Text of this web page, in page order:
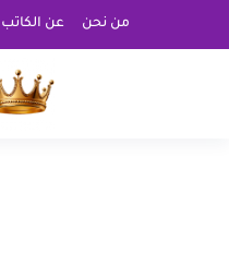
من نحن عن الكاتب